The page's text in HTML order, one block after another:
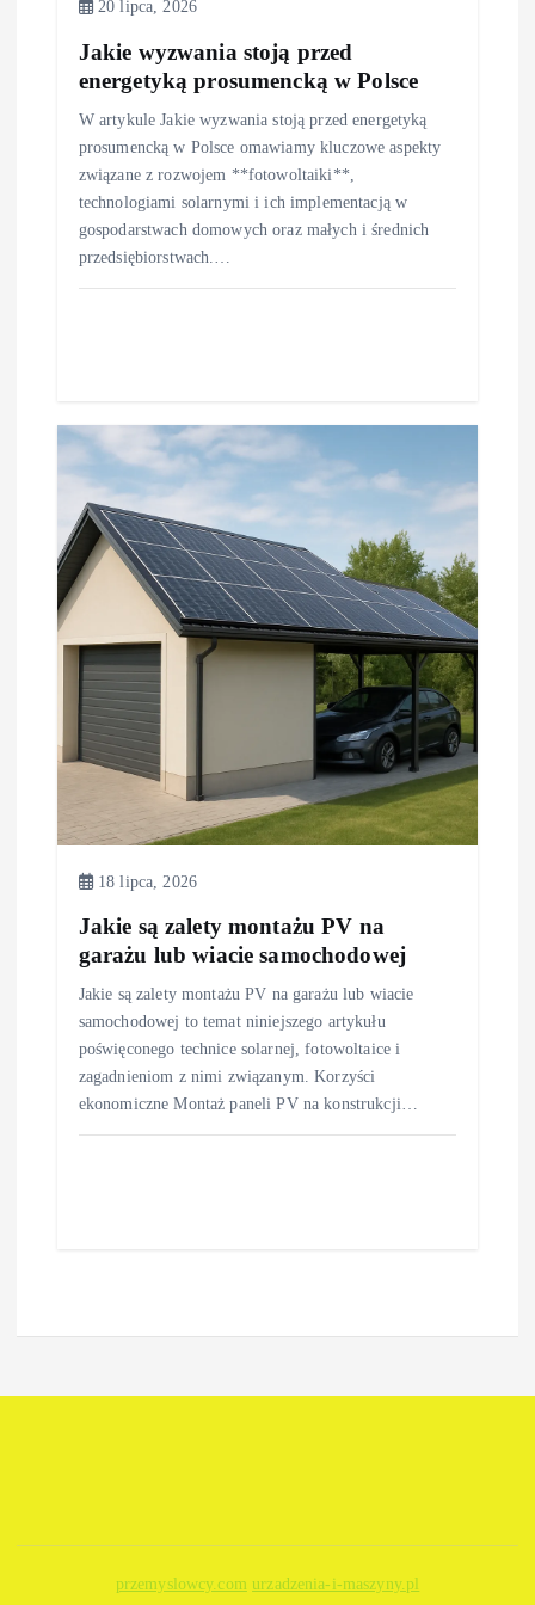
20 lipca, 2026
Jakie wyzwania stoją przed
energetyką prosumencką w Polsce
W artykule Jakie wyzwania stoją przed energetyką
prosumencką w Polsce omawiamy kluczowe aspekty
związane z rozwojem **fotowoltaiki**,
technologiami solarnymi i ich implementacją w
gospodarstwach domowych oraz małych i średnich
przedsiębiorstwach.…
18 lipca, 2026
Jakie są zalety montażu PV na
garażu lub wiacie samochodowej
Jakie są zalety montażu PV na garażu lub wiacie
samochodowej to temat niniejszego artykułu
poświęconego technice solarnej, fotowoltaice i
zagadnieniom z nimi związanym. Korzyści
ekonomiczne Montaż paneli PV na konstrukcji…
przemyslowcy.com urzadzenia-i-maszyny.pl